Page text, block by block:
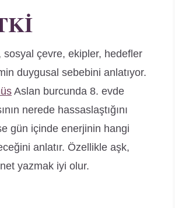
sosyal çevre, ekipler, hedefler
duygusal sebebini anlatıyor.
Aslan burcunda 8. evde
nerede hassaslaştığını
gün içinde enerjinin hangi
anlatır. Özellikle aşk,
yazmak iyi olur.